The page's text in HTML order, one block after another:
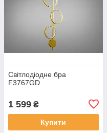
Світлодіодне бра
F3767GD
1 599 ₴
Купити